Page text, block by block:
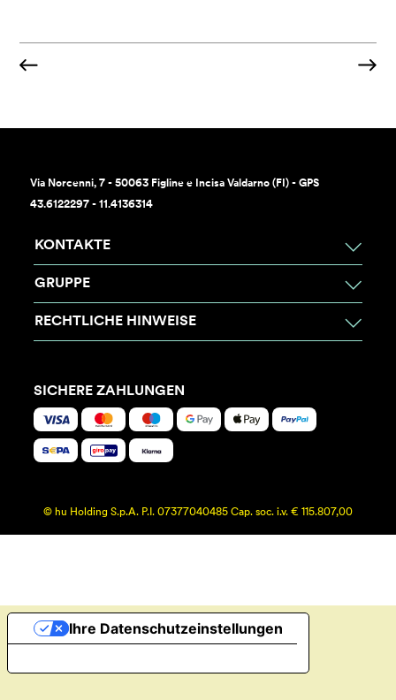
Via Norcenni, 7 - 50063 Figline e Incisa Valdarno (FI) - GPS
43.6122297 - 11.4136314
KONTAKTE
GRUPPE
RECHTLICHE HINWEISE
SICHERE ZAHLUNGEN
© hu Holding S.p.A. P.I. 07377040485 Cap. soc. i.v. € 115.807,00
Ihre Datenschutzeinstellungen